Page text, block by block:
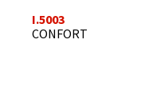
I.5003
CONFORT